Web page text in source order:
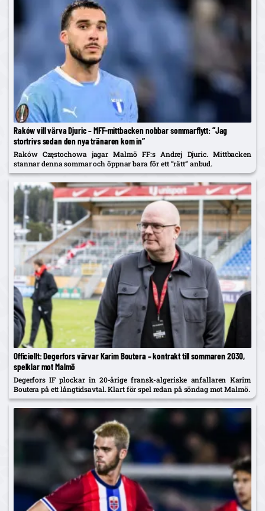
Raków vill värva Djuric – MFF-mittbacken nobbar sommarflytt: ”Jag
stortrivs sedan den nya tränaren kom in”
Raków Częstochowa jagar Malmö FF:s Andrej Djuric. Mittbacken
stannar denna sommar och öppnar bara för ett ”rätt” anbud.
Officiellt: Degerfors värvar Karim Boutera – kontrakt till sommaren 2030,
spelklar mot Malmö
Degerfors IF plockar in 20-årige fransk-algeriske anfallaren Karim
Boutera på ett långtidsavtal. Klart för spel redan på söndag mot Malmö.